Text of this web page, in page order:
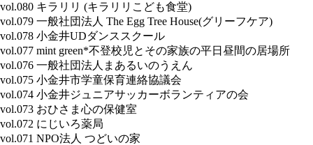
vol.080 キラリリ (キラリリこども⾷堂)
vol.079 一般社団法人 The Egg Tree House(グリーフケア)
vol.078 小金井UDダンススクール
vol.077 mint green*不登校児とその家族の平日昼間の居場所
vol.076 一般社団法人まあるいのうえん
vol.075 小金井市学童保育連絡協議会
vol.074 小金井ジュニアサッカーボランティアの会
vol.073 おひさま心の保健室
vol.072 にじいろ薬局
vol.071 NPO法人 つどいの家